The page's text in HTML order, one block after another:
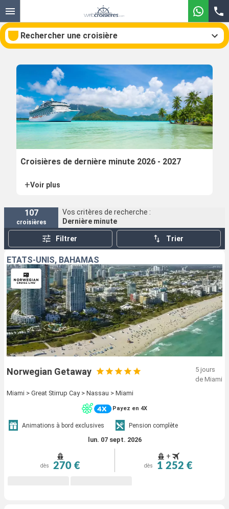
Rechercher une croisière
Nos destinations
Mois de départ
Ports Compagnies
Rechercher
Croisières de dernière minute 2026 - 2027
+Voir plus
107
croisières
Vos critères de recherche :
Dernière minute
Filtrer Trier
ÉTATS-UNIS, BAHAMAS
Norwegian Getaway
5 jours
de Miami
Miami > Great Stirrup Cay > Nassau > Miami
Payez en 4X
Animations à bord exclusives Pension complète
lun. 07 sept. 2026
dès 270 €
+
dès 1 252 €